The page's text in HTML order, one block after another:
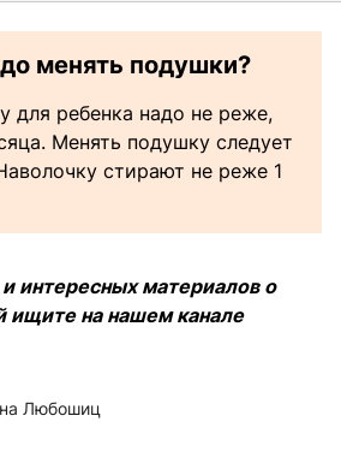
менять подушки?
для ребенка надо не реже,
Менять подушку следует
стирают не реже 1
интересных материалов о
ищите на нашем канале
Любошиц